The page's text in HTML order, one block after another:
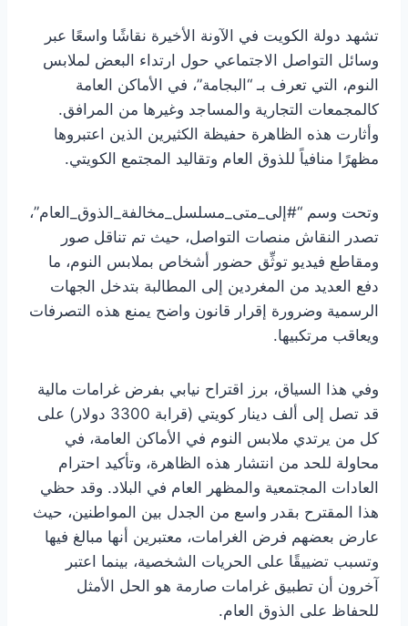
تشهد دولة الكويت في الآونة الأخيرة نقاشًا واسعًا عبر
وسائل التواصل الاجتماعي حول ارتداء البعض لملابس
النوم، التي تعرف بـ “البجامة”، في الأماكن العامة
كالمجمعات التجارية والمساجد وغيرها من المرافق.
وأثارت هذه الظاهرة حفيظة الكثيرين الذين اعتبروها
مظهرًا منافياً للذوق العام وتقاليد المجتمع الكويتي.
وتحت وسم “#إلى_متى_مسلسل_مخالفة_الذوق_العام”،
تصدر النقاش منصات التواصل، حيث تم تناقل صور
ومقاطع فيديو توثِّق حضور أشخاص بملابس النوم، ما
دفع العديد من المغردين إلى المطالبة بتدخل الجهات
الرسمية وضرورة إقرار قانون واضح يمنع هذه التصرفات
ويعاقب مرتكبيها.
وفي هذا السياق، برز اقتراح نيابي بفرض غرامات مالية
قد تصل إلى ألف دينار كويتي (قرابة 3300 دولار) على
كل من يرتدي ملابس النوم في الأماكن العامة، في
محاولة للحد من انتشار هذه الظاهرة، وتأكيد احترام
العادات المجتمعية والمظهر العام في البلاد. وقد حظي
هذا المقترح بقدر واسع من الجدل بين المواطنين، حيث
عارض بعضهم فرض الغرامات، معتبرين أنها مبالغ فيها
وتسبب تضييقًا على الحريات الشخصية، بينما اعتبر
آخرون أن تطبيق غرامات صارمة هو الحل الأمثل
للحفاظ على الذوق العام.